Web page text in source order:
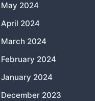
May 2024
April 2024
March 2024
February 2024
January 2024
December 2023